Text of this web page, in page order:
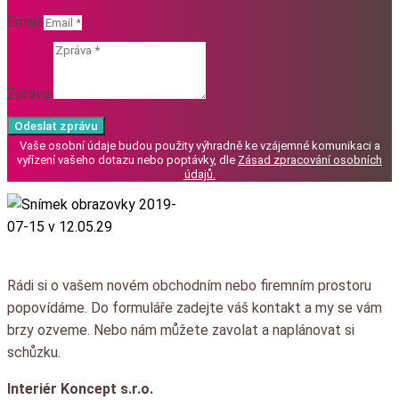
Email
Zpráva
Odeslat zprávu
Vaše osobní údaje budou použity výhradně ke vzájemné komunikaci a
vyřízení vašeho dotazu nebo poptávky, dle Zásad zpracování osobních
údajů.
Rádi si o vašem novém obchodním nebo firemním prostoru
popovídáme. Do formuláře zadejte váš kontakt a my se vám
brzy ozveme. Nebo nám můžete zavolat a naplánovat si
schůzku.
Interiér Koncept s.r.o.